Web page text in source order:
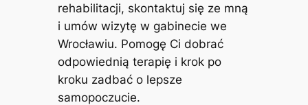
rehabilitacji, skontaktuj się ze mną
i umów wizytę w gabinecie we
Wrocławiu. Pomogę Ci dobrać
odpowiednią terapię i krok po
kroku zadbać o lepsze
samopoczucie.